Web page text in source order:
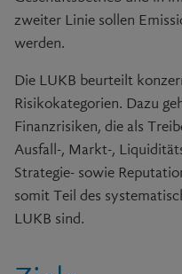
zweiter Linie sollen
werden.
Die LUKB beurteilt
Risikokategorien. Dazu
Finanzrisiken, die als
Ausfall-, Markt-,
Strategie- sowie
somit Teil des
LUKB sind.